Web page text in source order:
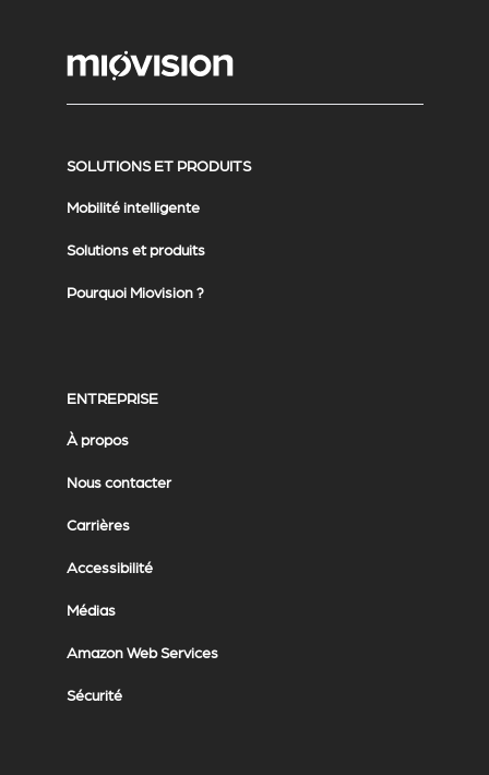
SOLUTIONS ET PRODUITS
Mobilité intelligente
Solutions et produits
Pourquoi Miovision ?
ENTREPRISE
À propos
Nous contacter
Carrières
Accessibilité
Médias
Amazon Web Services
Sécurité